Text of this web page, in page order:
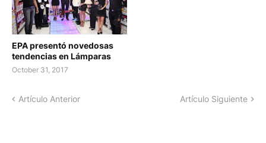
EPA presentó novedosas
tendencias en Lámparas
October 31, 2017
Artículo Anterior Artículo Siguiente